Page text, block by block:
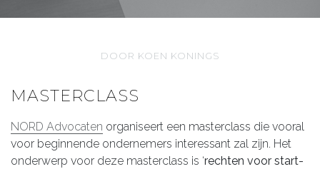
DOOR KOEN KONINGS
MASTERCLASS
NORD Advocaten organiseert een masterclass die vooral
voor beginnende ondernemers interessant zal zijn. Het
onderwerp voor deze masterclass is ‘rechten voor start-